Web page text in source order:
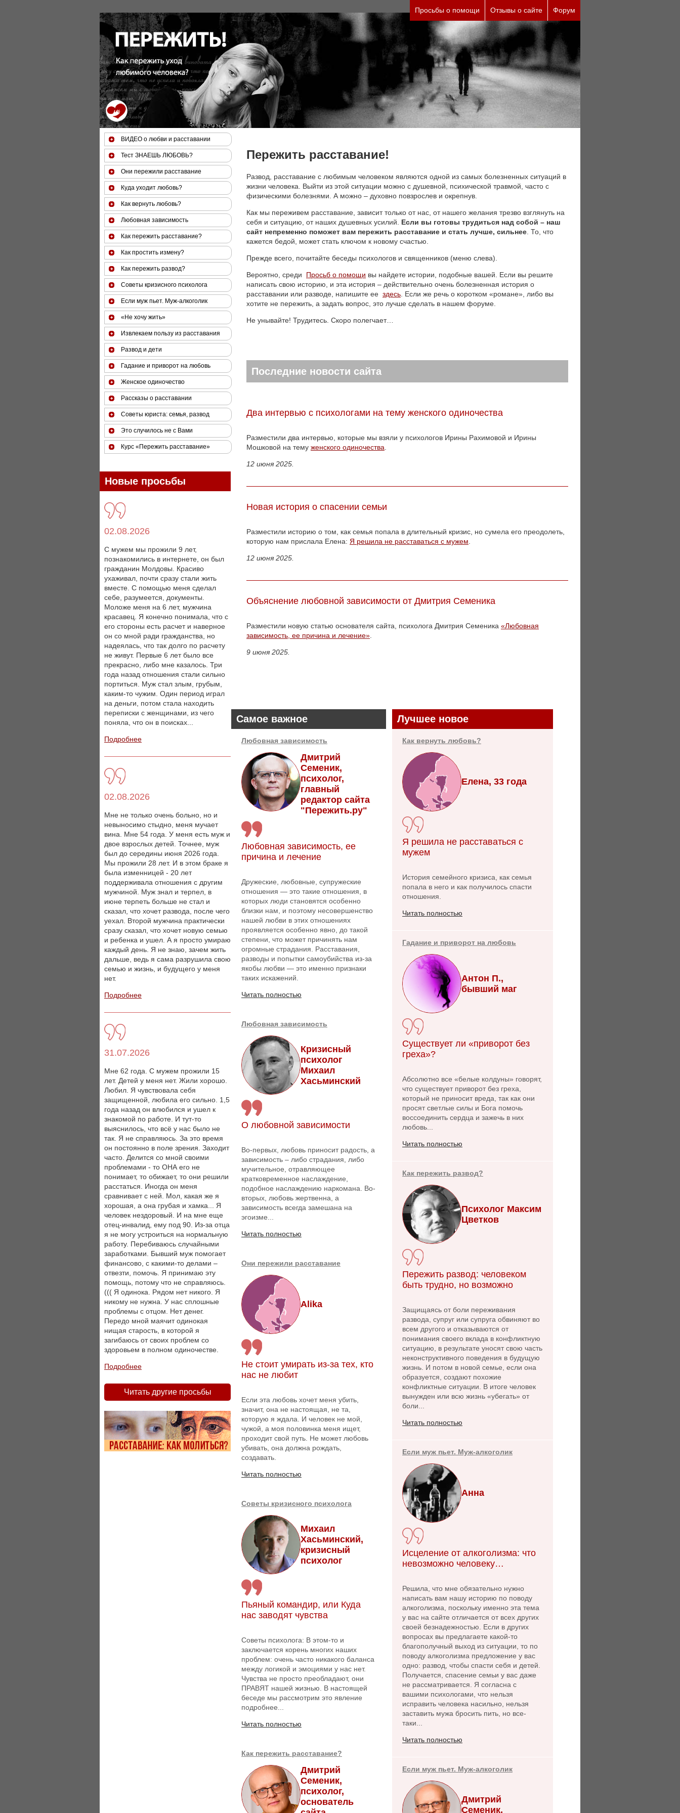
За 50 минут Вы можете оценить тяжесть своего состояния и его психологические причины (бесплатно)
Просьбы о помощи Отзывы о сайте Форум
Пережить расставание!
Развод, расставание с любимым человеком являются одной из самых болезненных ситуаций в
жизни человека. Выйти из этой ситуации можно с душевной, психической травмой, часто с
физическими болезнями. А можно – духовно повзрослев и окрепнув.
Как мы переживем расставание, зависит только от нас, от нашего желания трезво взглянуть на
себя и ситуацию, от наших душевных усилий. Если вы готовы трудиться над собой – наш
сайт непременно поможет вам пережить расставание и стать лучше, сильнее . То, что
кажется бедой, может стать ключом к новому счастью.
Прежде всего, почитайте беседы психологов и священников (меню слева).
Вероятно, среди Просьб о помощи вы найдете истории, подобные вашей. Если вы решите
написать свою историю, и эта история – действительно очень болезненная история о
расставании или разводе, напишите ее здесь . Если же речь о коротком «романе», либо вы
хотите не пережить, а задать вопрос, это лучше сделать в нашем форуме.
Не унывайте! Трудитесь. Скоро полегчает…
Последние новости сайта
Два интервью с психологами на тему женского одиночества
Разместили два интервью, которые мы взяли у психологов Ирины Рахимовой и Ирины
Мошковой на тему женского одиночества
12 июня 2025.
Новая история о спасении семьи
Разместили историю о том, как семья попала в длительный кризис, но сумела его преодолеть,
которую нам прислала Елена: Я решила не расставаться с мужем
12 июня 2025.
Объяснение любовной зависимости от Дмитрия Семеника
Разместили новую статью основателя сайта, психолога Дмитрия Семеника «Любовная
зависимость, ее причина и лечение»
9 июня 2025.
Самое важное
Любовная зависимость
Дмитрий
Семеник,
психолог,
главный
редактор сайта
"Пережить.ру"
Любовная зависимость, ее
причина и лечение
Дружеские, любовные, супружеские
отношения — это такие отношения, в
которых люди становятся особенно
близки нам, и поэтому несовершенство
нашей любви в этих отношениях
проявляется особенно явно, до такой
степени, что может причинять нам
огромные страдания. Расставания,
разводы и попытки самоубийства из-за
якобы любви — это именно признаки
таких искажений.
Читать полностью
Любовная зависимость
Кризисный
психолог
Михаил
Хасьминский
О любовной зависимости
Во-первых, любовь приносит радость, а
зависимость – либо страдания, либо
мучительное, отравляющее
кратковременное наслаждение,
подобное наслаждению наркомана. Во-
вторых, любовь жертвенна, а
зависимость всегда замешана на
эгоизме...
Читать полностью
Они пережили расставание
Alika
Не стоит умирать из-за тех, кто
нас не любит
Если эта любовь хочет меня убить,
значит, она не настоящая, не та,
которую я ждала. И человек не мой,
чужой, а моя половинка меня ищет,
проходит свой путь. Не может любовь
убивать, она должна рождать,
создавать.
Читать полностью
Советы кризисного психолога
Михаил
Хасьминский,
кризисный
психолог
Пьяный командир, или Куда
нас заводят чувства
Советы психолога: В этом-то и
заключается корень многих наших
проблем: очень часто никакого баланса
между логикой и эмоциями у нас нет.
Чувства не просто преобладают, они
ПРАВЯТ нашей жизнью. В настоящей
беседе мы рассмотрим это явление
подробнее...
Читать полностью
Как пережить расставание?
Дмитрий
Семеник,
психолог,
основатель
Лучшее новое
Как вернуть любовь?
Елена, 33 года
Я решила не расставаться с
мужем
История семейного кризиса, как семья
попала в него и как получилось спасти
отношения.
Читать полностью
Гадание и приворот на любовь
Антон П.,
бывший маг
Существует ли «приворот без
греха»?
Абсолютно все «белые колдуны» говорят,
что существует приворот без греха,
который не приносит вреда, так как они
просят светлые силы и Бога помочь
воссоединить сердца и зажечь в них
любовь...
Читать полностью
Как пережить развод?
Психолог Максим
Цветков
Пережить развод: человеком
быть трудно, но возможно
Защищаясь от боли переживания
развода, супруг или супруга обвиняют во
всем другого и отказываются от
понимания своего вклада в конфликтную
ситуацию, в результате уносят свою часть
неконструктивного поведения в будущую
жизнь. И потом в новой семье, если она
образуется, создают похожие
конфликтные ситуации. В итоге человек
вынужден или всю жизнь «убегать» от
боли...
Читать полностью
Если муж пьет. Муж-алкоголик
Анна
Исцеление от алкоголизма: что
невозможно человеку…
Решила, что мне обязательно нужно
написать вам нашу историю по поводу
алкоголизма, поскольку именно эта тема
у вас на сайте отличается от всех других
своей безнадежностью. Если в других
вопросах вы предлагаете какой-то
благополучный выход из ситуации, то по
поводу алкоголизма предложение у вас
одно: развод, чтобы спасти себя и детей.
Получается, спасение семьи у вас даже
не рассматривается. Я согласна с
вашими психологами, что нельзя
исправить человека насильно, нельзя
заставить мужа бросить пить, но все-
таки...
Читать полностью
Если муж пьет. Муж-алкоголик
Дмитрий
Семеник,
ВИДЕО о любви и расставании
Тест ЗНАЕШЬ ЛЮБОВЬ?
Они пережили расставание
Куда уходит любовь?
Как вернуть любовь?
Любовная зависимость
Как пережить расставание?
Как простить измену?
Как пережить развод?
Советы кризисного психолога
Если муж пьет. Муж-алкоголик
«Не хочу жить»
Извлекаем пользу из расставания
Развод и дети
Гадание и приворот на любовь
Женское одиночество
Рассказы о расставании
Советы юриста: семья, развод
Это случилось не с Вами
Курс «Пережить расставание»
Новые просьбы
02.08.2026
С мужем мы прожили 9 лет,
познакомились в интернете, он был
гражданин Молдовы. Красиво
ухаживал, почти сразу стали жить
вместе. С помощью меня сделал
себе, разумеется, документы.
Моложе меня на 6 лет, мужчина
красавец. Я конечно понимала, что с
его стороны есть расчет и наверное
он со мной ради гражданства, но
надеялась, что так долго по расчету
не живут. Первые 6 лет было все
прекрасно, либо мне казалось. Три
года назад отношения стали сильно
портиться. Муж стал злым, грубым,
каким-то чужим. Один период играл
на деньги, потом стала находить
переписки с женщинами, из чего
поняла, что он в поисках...
Подробнее
02.08.2026
Мне не только очень больно, но и
невыносимо стыдно, меня мучает
вина. Мне 54 года. У меня есть муж и
двое взрослых детей. Точнее, муж
был до середины июня 2026 года.
Мы прожили 28 лет. И в этом браке я
была изменницей - 20 лет
поддерживала отношения с другим
мужчиной. Муж знал и терпел, в
июне терпеть больше не стал и
сказал, что хочет развода, после чего
уехал. Второй мужчина практически
сразу сказал, что хочет новую семью
и ребенка и ушел. А я просто умираю
каждый день. Я не знаю, зачем жить
дальше, ведь я сама разрушила свою
семью и жизнь, и будущего у меня
нет.
Подробнее
31.07.2026
Мне 62 года. С мужем прожили 15
лет. Детей у меня нет. Жили хорошо.
Любил. Я чувствовала себя
защищенной, любила его сильно. 1,5
года назад он влюбился и ушел к
знакомой по работе. И тут-то
выяснилось, что всё у нас было не
так. Я не справляюсь. За это время
он постоянно в поле зрения. Заходит
часто. Делится со мной своими
проблемами - то ОНА его не
понимает, то обижает, то они решили
расстаться. Иногда он меня
сравнивает с ней. Мол, какая же я
хорошая, а она грубая и хамка... Я
человек нездоровый. И на мне еще
отец-инвалид, ему под 90. Из-за отца
я не могу устроиться на нормальную
работу. Перебиваюсь случайными
заработками. Бывший муж помогает
финансово, с какими-то делами –
отвезти, помочь. Я принимаю эту
помощь, потому что не справляюсь.
((( Я одинока. Рядом нет никого. Я
никому не нужна. У нас сплошные
проблемы с отцом. Нет денег.
Передо мной маячит одинокая
нищая старость, в которой я
загибаюсь от своих проблем со
здоровьем в полном одиночестве.
Подробнее
Читать другие просьбы